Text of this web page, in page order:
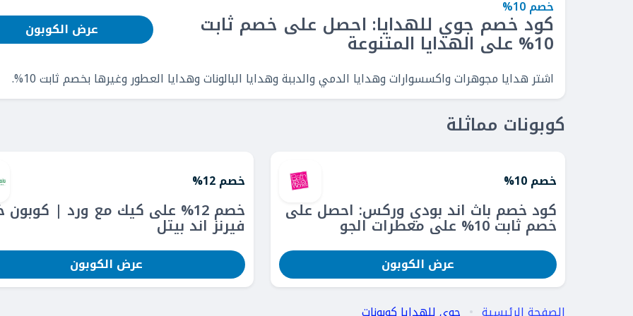
خصم 10%
كود خصم جوي للهدايا: احصل على خصم ثابت
10% على الهدايا المتنوعة عرض الكوبون
اشتر هدايا مجوهرات واكسسوارات وهدايا الدمي والدببة وهدايا البالونات وهدايا العطور وغيرها بخصم ثابت 10%.
كوبونات مماثلة
خصم 10%
كود خصم باث اند بودي وركس: احصل على
خصم ثابت 10% على معطرات الجو
عرض الكوبون
خصم 12%
خصم 12% على كيك مع ورد |
فيرنز اند بيتل
عرض الكوبون